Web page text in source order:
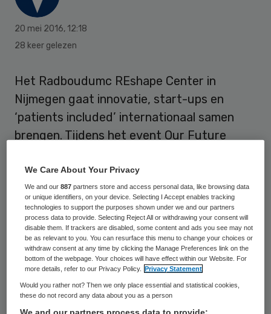
20 mei 2016, 12:18
28 keer gelezen
Het Radboudumc REshape Center in
Nijmegen gaat innovatie, start-ups en
‘patients included’ internationaal samen
brengen. Tijdens het event Our Future
van over de hele wereld inspiratie en
nieuwe inzichten.
Het event is een onderdeel vanStartup
Fest Europe, dat van 24 tot en met 28 mei
op veertien verschillende locaties in
Nederland wordt gehouden. Het
evenement in Nijmegen heeft als rode
draad de verduurzaming van de zorg.
We Care About Your Privacy
We and our887 partners store and access personal data, like browsing data
or unique identifiers, on your device. Selecting I Accept enables tracking
technologies to support the purposes shown under we and our partners
process data to provide. Selecting Reject All or withdrawing your consent will
disable them. If trackers are disabled, some content and ads you see may not
be as relevant to you. You can resurface this menu to change your choices or
withdraw consent at any time by clicking the Manage Preferences link on the
bottom of the webpage. Your choices will have effect within our Website. For
more details, refer to our Privacy Policy.
Privacy Statement
Would you rather not? Then we only place essential and statistical cookies,
these do not record any data about you as a person
We and our partners process data to provide: